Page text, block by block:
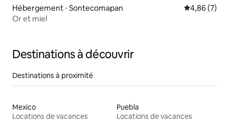
Hébergement ⋅ Sontecomapan Évaluation
4,86 (7)
Or et miel
Destinations à découvrir
Destinations à proximité
Mexico
Locations de vacances
Puebla
Locations de vacances